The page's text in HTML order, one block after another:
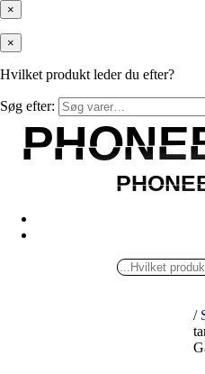
×
×
Hvilket produkt leder du efter?
Søg efter:
/